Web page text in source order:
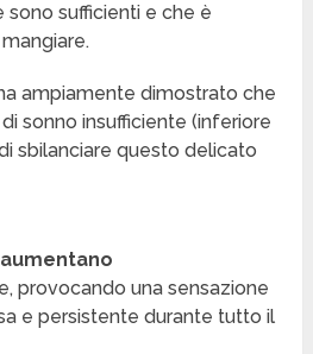
sufficienti e che è
ampiamente dimostrato che
sonno insufficiente (inferiore
sbilanciare questo delicato
provocando una sensazione
e persistente durante tutto il